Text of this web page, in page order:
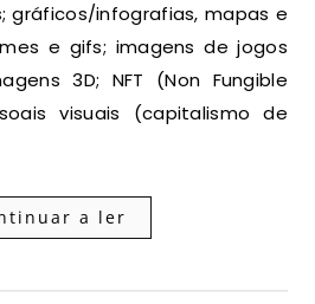
gráficos/infografias, mapas e
e gifs; imagens de jogos
3D; NFT (Non Fungible
visuais (capitalismo de
a ler